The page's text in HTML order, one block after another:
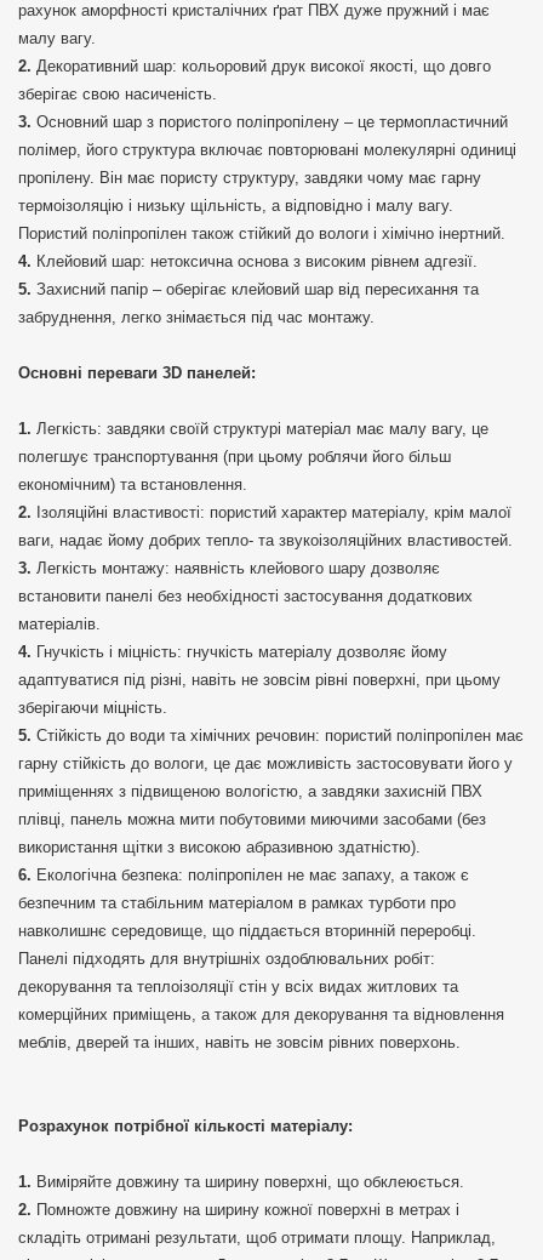
рахунок аморфності кристалічних ґрат ПВХ дуже пружний і має
малу вагу.
Декоративний шар: кольоровий друк високої якості, що довго
зберігає свою насиченість.
Основний шар з пористого поліпропілену – це термопластичний
полімер, його структура включає повторювані молекулярні одиниці
пропілену. Він має пористу структуру, завдяки чому має гарну
термоізоляцію і низьку щільність, а відповідно і малу вагу.
Пористий поліпропілен також стійкий до вологи і хімічно інертний.
Клейовий шар: нетоксична основа з високим рівнем адгезії.
Захисний папір – оберігає клейовий шар від пересихання та
забруднення, легко знімається під час монтажу.
Основні переваги 3D панелей:
Легкість: завдяки своїй структурі матеріал має малу вагу, це
полегшує транспортування (при цьому роблячи його більш
економічним) та встановлення.
Ізоляційні властивості: пористий характер матеріалу, крім малої
ваги, надає йому добрих тепло- та звукоізоляційних властивостей.
Легкість монтажу: наявність клейового шару дозволяє
встановити панелі без необхідності застосування додаткових
матеріалів.
Гнучкість і міцність: гнучкість матеріалу дозволяє йому
адаптуватися під різні, навіть не зовсім рівні поверхні, при цьому
зберігаючи міцність.
Стійкість до води та хімічних речовин: пористий поліпропілен має
гарну стійкість до вологи, це дає можливість застосовувати його у
приміщеннях з підвищеною вологістю, а завдяки захисній ПВХ
плівці, панель можна мити побутовими миючими засобами (без
використання щітки з високою абразивною здатністю).
Екологічна безпека: поліпропілен не має запаху, а також є
безпечним та стабільним матеріалом в рамках турботи про
навколишнє середовище, що піддається вторинній переробці.
Панелі підходять для внутрішніх оздоблювальних робіт:
декорування та теплоізоляції стін у всіх видах житлових та
комерційних приміщень, а також для декорування та відновлення
меблів, дверей та інших, навіть не зовсім рівних поверхонь.
Розрахунок потрібної кількості матеріалу:
Виміряйте довжину та ширину поверхні, що обклеюється.
Помножте довжину на ширину кожної поверхні в метрах і
складіть отримані результати, щоб отримати площу. Наприклад,